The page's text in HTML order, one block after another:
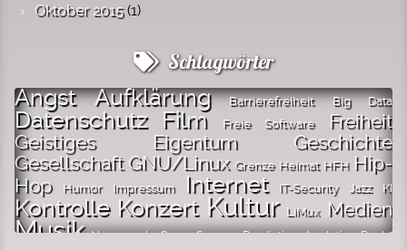
Oktober 2015(1)
Schlagwörter
Angst Aufklärung Barrierefreiheit Big Data
Datenschutz Film Freie Software
Freiheit
Geistiges Eigentum
Geschichte
Gesellschaft GNU/Linux Grenze Heimat HFH Hip-
Hop
Humor Impressum Internet IT-Security Jazz KI
Kontrolle Konzert Kultur LiMux Medien
Musik Neusprech Open Source Predictive Analytics Recht